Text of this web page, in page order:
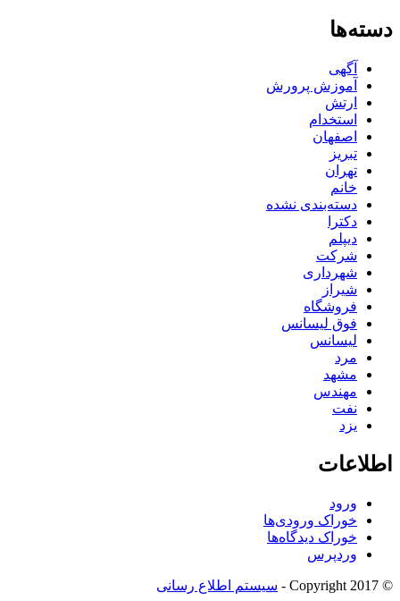
دسته‌ها
آگهی
آموزش پرورش
ارتش
استخدام
اصفهان
تبریز
تهران
خانم
دسته‌بندی نشده
دکترا
دیپلم
شرکت
شهرداری
شیراز
فروشگاه
فوق لیسانس
لیسانس
مرد
مشهد
مهندس
نفت
یزد
اطلاعات
ورود
خوراک ورودی‌ها
خوراک دیدگاه‌ها
وردپرس
© Copyright 2017 - سیستم اطلاع رسانی